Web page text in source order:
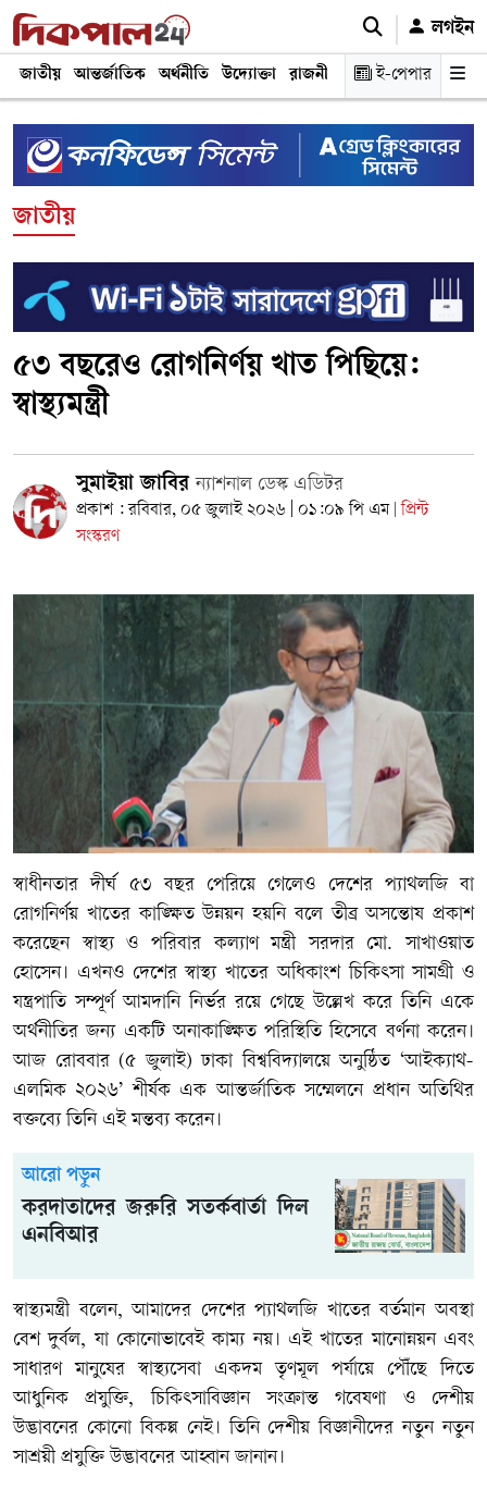
লগইন
জাতীয় আন্তর্জাতিক অর্থনীতি উদ্যোক্তা রাজনীতি শিক্ষা স্বাস্থ্য ও
ই-পেপার
জাতীয়
৫৩ বছরেও রোগনির্ণয় খাত পিছিয়ে:
স্বাস্থ্যমন্ত্রী
সুমাইয়া জাবিরন্যাশনাল ডেস্ক এডিটর
প্রকাশ : রবিবার, ০৫ জুলাই ২০২৬ | ০১:০৯ পি এম
প্রিন্ট
সংস্করণ
স্বাধীনতার দীর্ঘ ৫৩ বছর পেরিয়ে গেলেও দেশের প্যাথলজি বা
রোগনির্ণয় খাতের কাঙ্ক্ষিত উন্নয়ন হয়নি বলে তীব্র অসন্তোষ প্রকাশ
করেছেন স্বাস্থ্য ও পরিবার কল্যাণ মন্ত্রী সরদার মো. সাখাওয়াত
হোসেন। এখনও দেশের স্বাস্থ্য খাতের অধিকাংশ চিকিৎসা সামগ্রী ও
যন্ত্রপাতি সম্পূর্ণ আমদানি নির্ভর রয়ে গেছে উল্লেখ করে তিনি একে
অর্থনীতির জন্য একটি অনাকাঙ্ক্ষিত পরিস্থিতি হিসেবে বর্ণনা করেন।
আজ রোববার (৫ জুলাই) ঢাকা বিশ্ববিদ্যালয়ে অনুষ্ঠিত ‘আইক্যাথ-
এলমিক ২০২৬’ শীর্ষক এক আন্তর্জাতিক সম্মেলনে প্রধান অতিথির
বক্তব্যে তিনি এই মন্তব্য করেন।
আরো পড়ুন
করদাতাদের জরুরি সতর্কবার্তা দিল
এনবিআর
স্বাস্থ্যমন্ত্রী বলেন, আমাদের দেশের প্যাথলজি খাতের বর্তমান অবস্থা
বেশ দুর্বল, যা কোনোভাবেই কাম্য নয়। এই খাতের মানোন্নয়ন এবং
সাধারণ মানুষের স্বাস্থ্যসেবা একদম তৃণমূল পর্যায়ে পৌঁছে দিতে
আধুনিক প্রযুক্তি, চিকিৎসাবিজ্ঞান সংক্রান্ত গবেষণা ও দেশীয়
উদ্ভাবনের কোনো বিকল্প নেই। তিনি দেশীয় বিজ্ঞানীদের নতুন নতুন
সাশ্রয়ী প্রযুক্তি উদ্ভাবনের আহ্বান জানান।